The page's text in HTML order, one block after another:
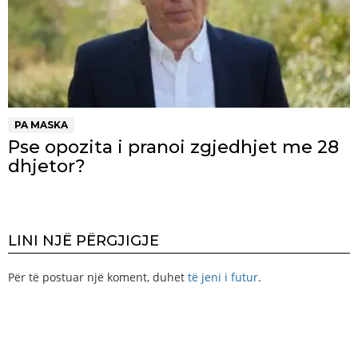
PA MASKA
Pse opozita i pranoi zgjedhjet me 28
dhjetor?
LINI NJË PËRGJIGJE
Për të postuar një koment, duhet të jeni i futur.